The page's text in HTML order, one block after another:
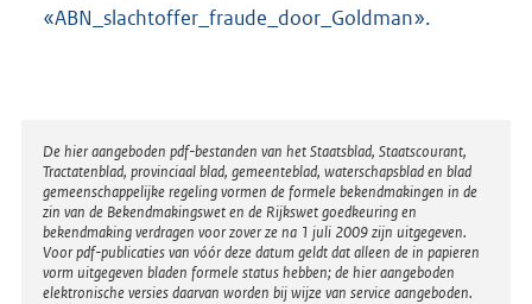
«ABN_slachtoffer_fraude_door_Goldman».
Disclaimer
De hier aangeboden pdf-bestanden van het Staatsblad, Staatscourant,
Tractatenblad, provinciaal blad, gemeenteblad, waterschapsblad en blad
gemeenschappelijke regeling vormen de formele bekendmakingen in de
zin van de Bekendmakingswet en de Rijkswet goedkeuring en
bekendmaking verdragen voor zover ze na 1 juli 2009 zijn uitgegeven.
Voor pdf-publicaties van vóór deze datum geldt dat alleen de in papieren
vorm uitgegeven bladen formele status hebben; de hier aangeboden
elektronische versies daarvan worden bij wijze van service aangeboden.